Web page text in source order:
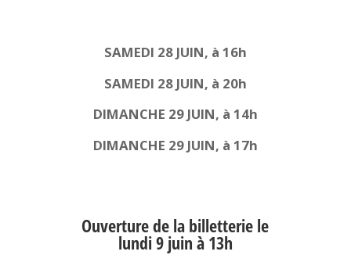
SAMEDI 28 JUIN, à 16h
SAMEDI 28 JUIN, à 20h
DIMANCHE 29 JUIN, à 14h
DIMANCHE 29 JUIN, à 17h
Ouverture de la billetterie le
lundi 9 juin à 13h